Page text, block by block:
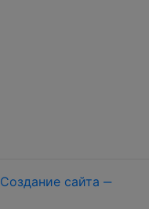
Создание сайта ‒